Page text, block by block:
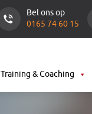
Bel ons op
0165 74 60 15
Training & Coaching